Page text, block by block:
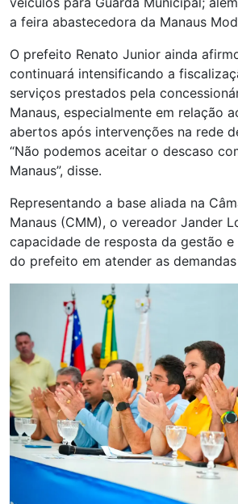
a feira abastecedora da Manaus
O prefeito Renato Junior ainda
continuará intensificando a
serviços prestados pela
Manaus, especialmente em relação
abertos após intervenções na rede
“Não podemos aceitar o descaso
Manaus”, disse.
Representando a base aliada na
Manaus (CMM), o vereador Jander
capacidade de resposta da gestão
do prefeito em atender as